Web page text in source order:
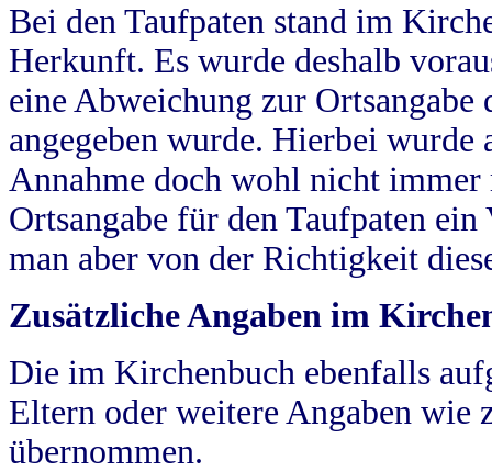
Bei den Taufpaten stand im
Herkunft. Es wurde deshalb
eine Abweichung zur
angegeben wurde. Hierbei wurde
Annahme doch wohl nicht
Ortsangabe für den Taufpaten
man aber von der Richtigkeit
Zusätzliche Angaben im
Die im Kirchenbuch ebenfalls
Eltern oder weitere Angaben wie
übernommen.